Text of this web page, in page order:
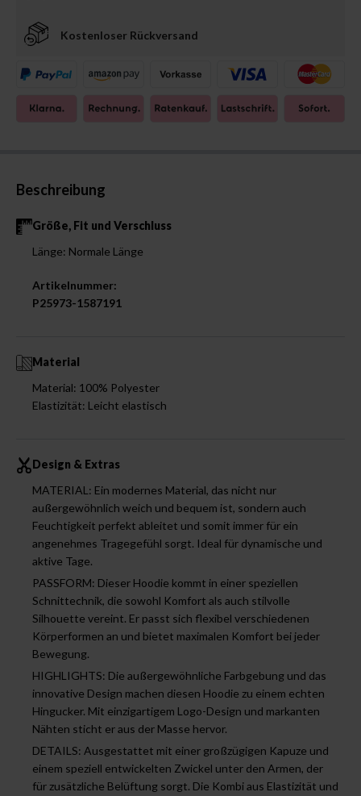
Kostenloser Rückversand
Beschreibung
Größe, Fit und Verschluss
Länge: Normale Länge
Artikelnummer:
P25973-1587191
Material
Material: 100% Polyester
Elastizität: Leicht elastisch
Design & Extras
MATERIAL: Ein modernes Material, das nicht nur
außergewöhnlich weich und bequem ist, sondern auch
Feuchtigkeit perfekt ableitet und somit immer für ein
angenehmes Tragegefühl sorgt. Ideal für dynamische und
aktive Tage.
PASSFORM: Dieser Hoodie kommt in einer speziellen
Schnittechnik, die sowohl Komfort als auch stilvolle
Silhouette vereint. Er passt sich flexibel verschiedenen
Körperformen an und bietet maximalen Komfort bei jeder
Bewegung.
HIGHLIGHTS: Die außergewöhnliche Farbgebung und das
innovative Design machen diesen Hoodie zu einem echten
Hingucker. Mit einzigartigem Logo-Design und markanten
Nähten sticht er aus der Masse hervor.
DETAILS: Ausgestattet mit einer großzügigen Kapuze und
einem speziell entwickelten Zwickel unter den Armen, der
für zusätzliche Belüftung sorgt. Die Kombi aus Elastizität und